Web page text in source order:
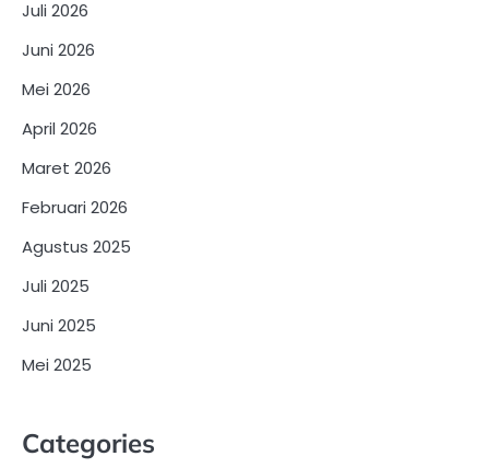
Juli 2026
Juni 2026
Mei 2026
April 2026
Maret 2026
Februari 2026
Agustus 2025
Juli 2025
Juni 2025
Mei 2025
Categories